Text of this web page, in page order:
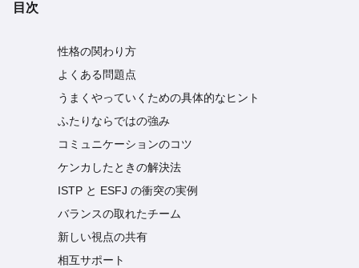
目次
性格の関わり方
よくある問題点
うまくやっていくための具体的なヒント
ふたりならではの強み
コミュニケーションのコツ
ケンカしたときの解決法
ISTP と ESFJ の衝突の実例
バランスの取れたチーム
新しい視点の共有
相互サポート